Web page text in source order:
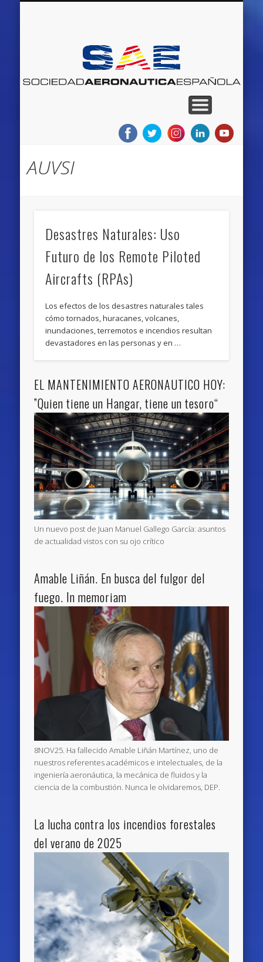
AUVSI
Desastres Naturales: Uso
Futuro de los Remote Piloted
Aircrafts (RPAs)
Los efectos de los desastres naturales tales
cómo tornados, huracanes, volcanes,
inundaciones, terremotos e incendios resultan
devastadores en las personas y en …
EL MANTENIMIENTO AERONAUTICO HOY:
”Quien tiene un Hangar, tiene un tesoro“
Un nuevo post de Juan Manuel Gallego García: asuntos
de actualidad vistos con su ojo crítico
Amable Liñán. En busca del fulgor del
fuego. In memoriam
8NOV25. Ha fallecido Amable Liñán Martínez, uno de
nuestros referentes académicos e intelectuales, de la
ingeniería aeronáutica, la mecánica de fluidos y la
ciencia de la combustión. Nunca le olvidaremos, DEP.
La lucha contra los incendios forestales
del verano de 2025